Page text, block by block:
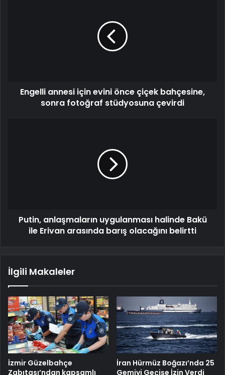
Engelli annesi için evini önce çiçek bahçesine,
sonra fotoğraf stüdyosuna çevirdi
Putin, anlaşmaların uygulanması halinde Bakü
ile Erivan arasında barış olacağını belirtti
İlgili Makaleler
İzmir Güzelbahçe
Zabıtası’ndan kapsamlı
İran Hürmüz Boğazı’nda 25
Gemiyi Geçişe İzin Verdi